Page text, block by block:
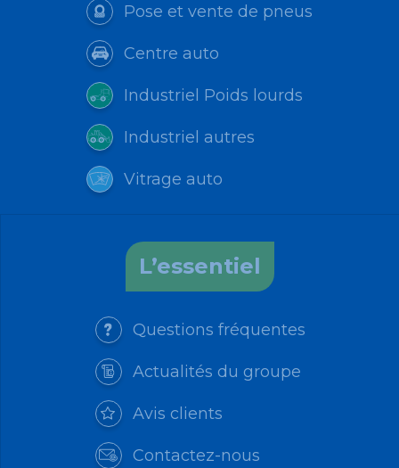
Pose et vente de pneus
Centre auto
Industriel Poids lourds
Industriel autres
Vitrage auto
L’essentiel
Questions fréquentes
Actualités du groupe
Avis clients
Contactez-nous